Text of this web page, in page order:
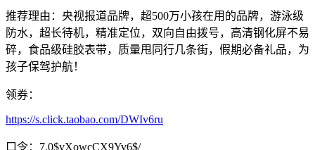
推荐理由：央视报道品牌，超500万小孩在用的品牌，游泳级
防水，超长待机，精准定位，双向自由拨号，高清钢化屏不易
碎，食品级硅胶表带，质量甩同行几条街，假期必备礼品，为
孩子保驾护航！
领券：
https://s.click.taobao.com/DWIv6ru
口令：7.0$vXowcCX9Yv6$/